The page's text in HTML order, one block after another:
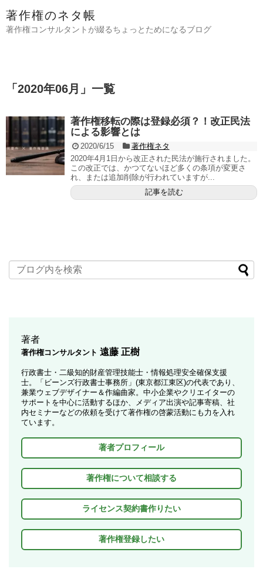
著作権のネタ帳
著作権コンサルタントが綴るちょっとためになるブログ
「 2020年06月 」 一覧
著作権移転の際は登録必須？！改正民法
による影響とは
2020/6/15
著作権ネタ
2020年4月1日から改正された民法が施行されました。
この改正では、かつてないほど多くの条項が変更さ
れ、または追加削除が行われていますが...
記事を読む
著者
著作権コンサルタント 遠藤 正樹
行政書士・二級知的財産管理技能士・情報処理安全確保支援
士。「ビーンズ行政書士事務所」(東京都江東区)の代表であり、
兼業ウェブデザイナー＆作編曲家。中小企業やクリエイターの
サポートを中心に活動するほか、メディア出演や記事寄稿、社
内セミナーなどの依頼を受けて著作権の啓蒙活動にも力を入れ
ています。
著者プロフィール
著作権について相談する
ライセンス契約書作りたい
著作権登録したい